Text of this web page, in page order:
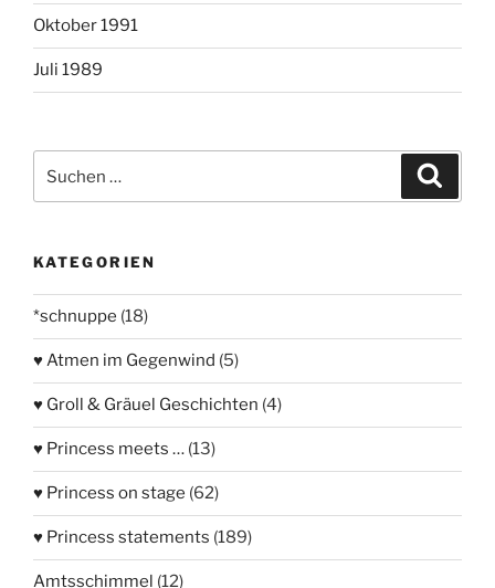
Oktober 1991
Juli 1989
nach:
KATEGORIEN
*schnuppe (18)
♥ Atmen im Gegenwind (5)
♥ Groll & Gräuel Geschichten (4)
♥ Princess meets … (13)
♥ Princess on stage (62)
♥ Princess statements (189)
Amtsschimmel (12)